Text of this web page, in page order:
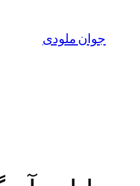
جوان ملودی